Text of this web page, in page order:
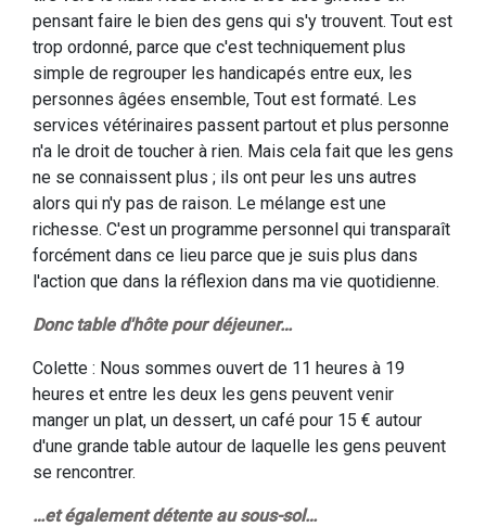
pensant faire le bien des gens qui s'y trouvent. Tout est
trop ordonné, parce que c'est techniquement plus
simple de regrouper les handicapés entre eux, les
personnes âgées ensemble, Tout est formaté. Les
services vétérinaires passent partout et plus personne
n'a le droit de toucher à rien. Mais cela fait que les gens
ne se connaissent plus ; ils ont peur les uns autres
alors qui n'y pas de raison. Le mélange est une
richesse. C'est un programme personnel qui transparaît
forcément dans ce lieu parce que je suis plus dans
l'action que dans la réflexion dans ma vie quotidienne.
Donc table d'hôte pour déjeuner…
Colette : Nous sommes ouvert de 11 heures à 19
heures et entre les deux les gens peuvent venir
manger un plat, un dessert, un café pour 15 € autour
d'une grande table autour de laquelle les gens peuvent
se rencontrer.
…et également détente au sous-sol…